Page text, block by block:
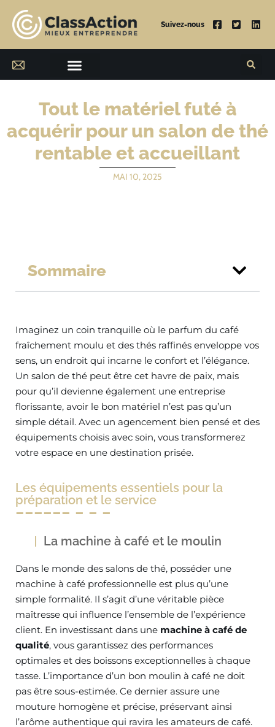
Suivez-nous
Tout le matériel futé à
acquérir pour un salon de thé
rentable et accueillant
MAI 10, 2025
Sommaire
Imaginez un coin tranquille où le parfum du café
fraîchement moulu et des thés raffinés enveloppe vos
sens, un endroit qui incarne le confort et l’élégance.
Un salon de thé peut être cet havre de paix, mais
pour qu’il devienne également une entreprise
florissante, avoir le bon matériel n’est pas qu’un
simple détail. Avec un agencement bien pensé et des
équipements choisis avec soin, vous transformerez
votre espace en une destination prisée.
Les équipements essentiels pour la
préparation et le service
La machine à café et le moulin
Dans le monde des salons de thé, posséder une
machine à café professionnelle est plus qu’une
simple formalité. Il s’agit d’une véritable pièce
maîtresse qui influence l’ensemble de l’expérience
client. En investissant dans une machine à café de
qualité, vous garantissez des performances
optimales et des boissons exceptionnelles à chaque
tasse. L’importance d’un bon moulin à café ne doit
pas être sous-estimée. Ce dernier assure une
mouture homogène et précise, préservant ainsi
l’arôme authentique qui ravira les amateurs de café.